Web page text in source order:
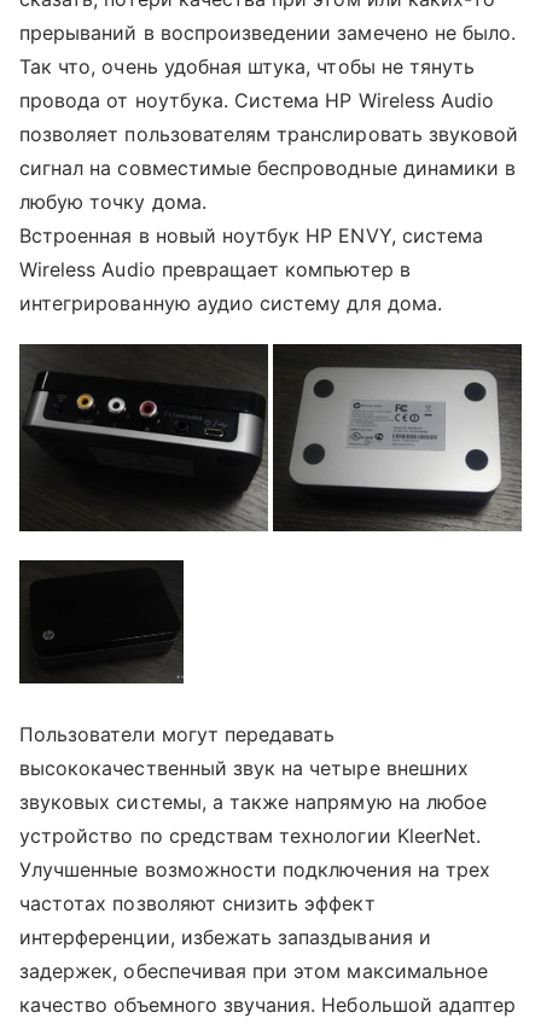
прерываний в воспроизведении замечено не было.
Так что, очень удобная штука, чтобы не тянуть
провода от ноутбука. Система HP Wireless Audio
позволяет пользователям транслировать звуковой
сигнал на совместимые беспроводные динамики в
любую точку дома.
Встроенная в новый ноутбук HP ENVY, система
Wireless Audio превращает компьютер в
интегрированную аудио систему для дома.
Пользователи могут передавать
высококачественный звук на четыре внешних
звуковых системы, а также напрямую на любое
устройство по средствам технологии KleerNet.
Улучшенные возможности подключения на трех
частотах позволяют снизить эффект
интерференции, избежать запаздывания и
задержек, обеспечивая при этом максимальное
качество объемного звучания. Небольшой адаптер